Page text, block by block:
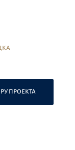
ПРОЕКТА